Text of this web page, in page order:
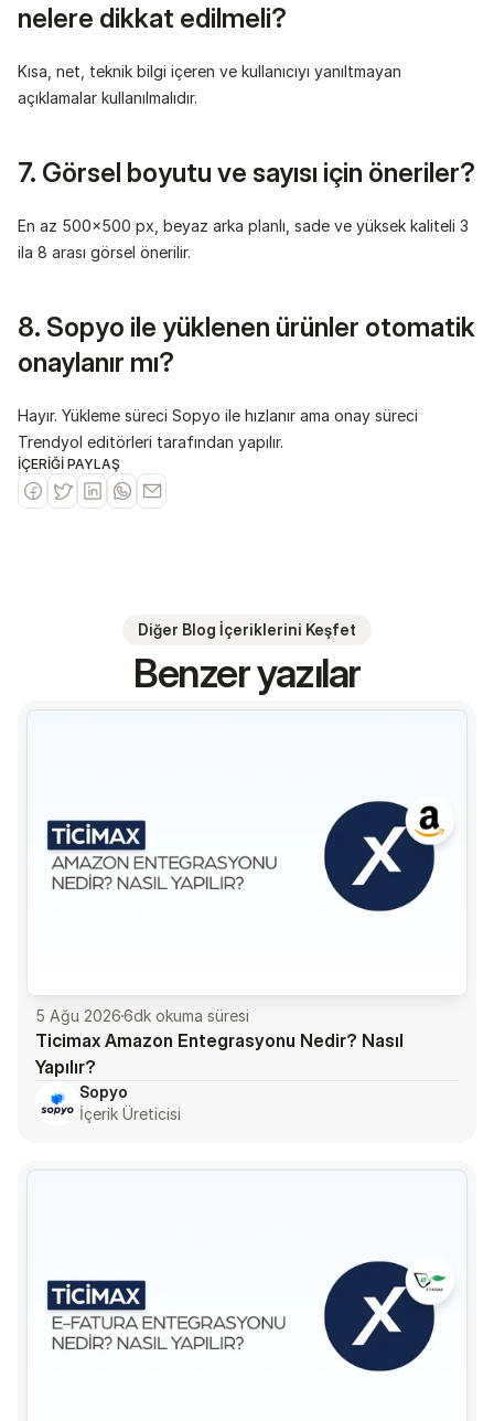
nelere dikkat edilmeli?
Kısa, net, teknik bilgi içeren ve kullanıcıyı yanıltmayan
açıklamalar kullanılmalıdır.
7. Görsel boyutu ve sayısı için öneriler?
En az 500x500 px, beyaz arka planlı, sade ve yüksek kaliteli 3
ila 8 arası görsel önerilir.
8. Sopyo ile yüklenen ürünler otomatik
onaylanır mı?
Hayır. Yükleme süreci Sopyo ile hızlanır ama onay süreci
Trendyol editörleri tarafından yapılır.
İÇERİĞİ PAYLAŞ
Diğer Blog İçeriklerini Keşfet
Benzer yazılar
5 Ağu 20266dk okuma süresi
Ticimax Amazon Entegrasyonu Nedir? Nasıl
Yapılır?
Sopyo
İçerik Üreticisi